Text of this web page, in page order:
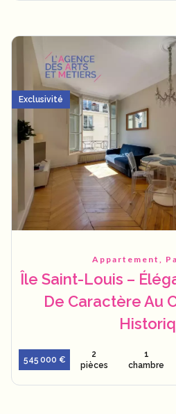
Appartement,
Île Saint-Louis –
De Caractère Au
545 000 €
2
pièces
1
chambre
Exclusivité